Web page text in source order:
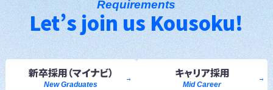
Requirements
Let’s join us Kousoku!
新卒採用（マイナビ）
New Graduates
キャリア採用
Mid Career